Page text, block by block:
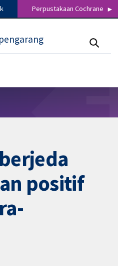
Perpustakaan Cochrane
positif